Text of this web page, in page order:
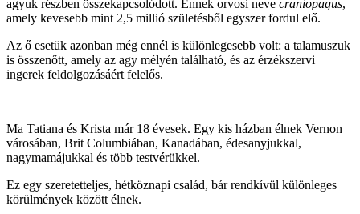
agyuk részben összekapcsolódott. Ennek orvosi neve craniopagus,
amely kevesebb mint 2,5 millió születésből egyszer fordul elő.
Az ő esetük azonban még ennél is különlegesebb volt: a talamuszuk
is összenőtt, amely az agy mélyén található, és az érzékszervi
ingerek feldolgozásáért felelős.
Ma Tatiana és Krista már 18 évesek. Egy kis házban élnek Vernon
városában, Brit Columbiában, Kanadában, édesanyjukkal,
nagymamájukkal és több testvérükkel.
Ez egy szeretetteljes, hétköznapi család, bár rendkívül különleges
körülmények között élnek.